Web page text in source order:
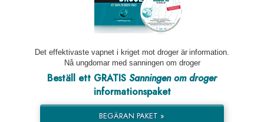
Det effektivaste vapnet i kriget mot droger är information.
Nå ungdomar med sanningen om droger
Beställ ett GRATIS Sanningen om droger
informationspaket
BEGÄRAN PAKET »